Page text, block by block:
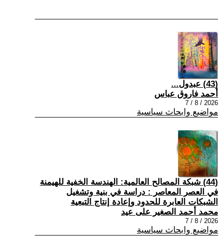
(43) عبدول...
أحمد فاروق عباس
2026 / 8 / 7
مواضيع وابحاث سياسية
(44) شبكة المصالح العالمية: الهندسة الخفية للهيمنة
في العصر المعاصر : دراسة في بنية وتشغيل
الشبكات العابرة للحدود وإعادة إنتاج التبعية
محمد أحمد الصغير على عيد
2026 / 8 / 7
مواضيع وابحاث سياسية